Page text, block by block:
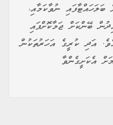
ނުވާކަމާއި،
ބޭންކަށް ޖަމާކޮށްފައި
އަދި ކުރީގެ އަހަރުތަކުން
އެކަށީގެންވާ